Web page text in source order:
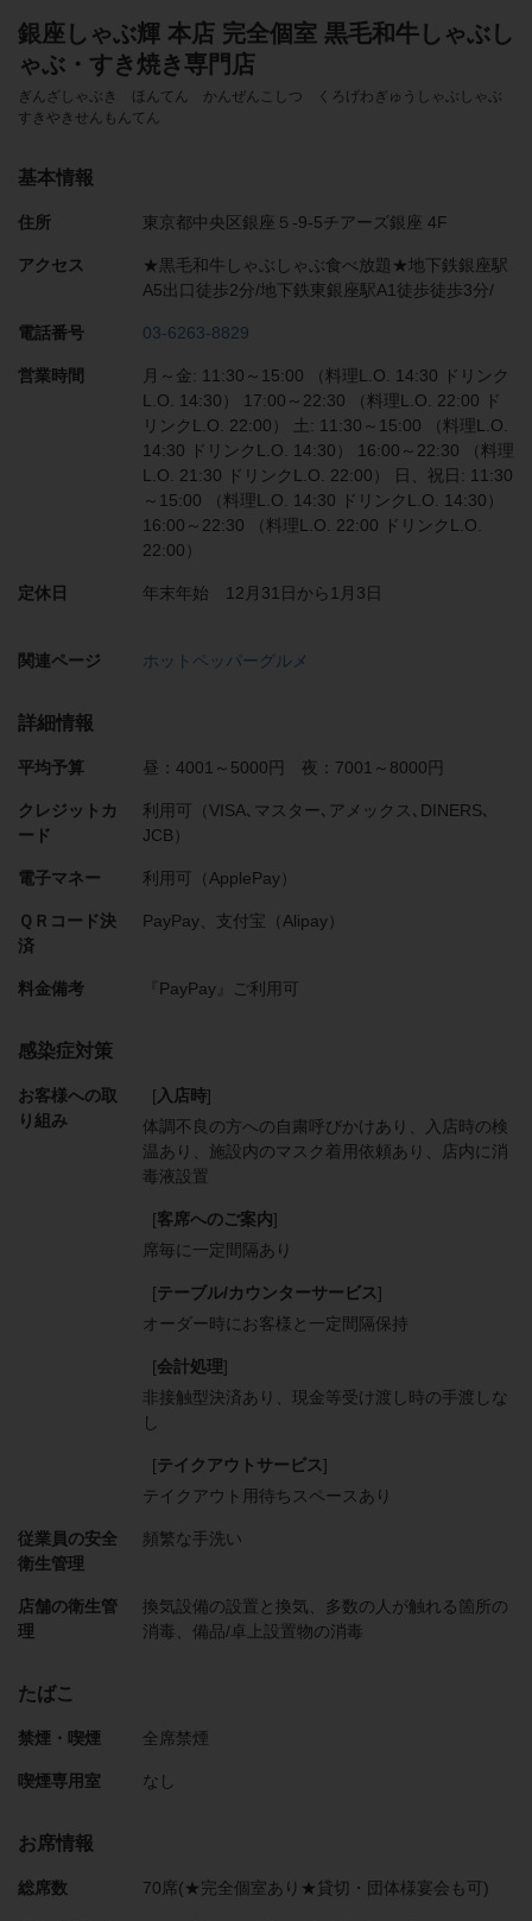
銀座しゃぶ輝 本店 完全個室 黒毛和牛しゃぶし
ゃぶ・すき焼き専門店
ぎんざしゃぶき ほんてん かんぜんこしつ くろげわぎゅうしゃぶしゃぶ
すきやきせんもんてん
基本情報
住所 東京都中央区銀座５-9-5チアーズ銀座 4F
アクセス
★黒毛和牛しゃぶしゃぶ食べ放題★地下鉄銀座駅
A5出口徒歩2分/地下鉄東銀座駅A1徒歩徒歩3分/
電話番号 03-6263-8829
営業時間
月～金: 11:30～15:00 （料理L.O. 14:30 ドリンク
L.O. 14:30） 17:00～22:30 （料理L.O. 22:00 ド
リンクL.O. 22:00） 土: 11:30～15:00 （料理L.O.
14:30 ドリンクL.O. 14:30） 16:00～22:30 （料理
L.O. 21:30 ドリンクL.O. 22:00） 日、祝日: 11:30
～15:00 （料理L.O. 14:30 ドリンクL.O. 14:30）
16:00～22:30 （料理L.O. 22:00 ドリンクL.O.
22:00）
定休日 年末年始 12月31日から1月3日
関連ページ ホットペッパーグルメ
詳細情報
平均予算 昼：4001～5000円 夜：7001～8000円
クレジットカ
ード
利用可（VISA､マスター､アメックス､DINERS､
JCB）
電子マネー 利用可（ApplePay）
ＱＲコード決
済
PayPay、支付宝（Alipay）
料金備考 『PayPay』ご利用可
感染症対策
お客様への取
り組み
[入店時]
体調不良の方への自粛呼びかけあり
入店時の検
温あり
施設内のマスク着用依頼あり
店内に消
毒液設置
[客席へのご案内]
席毎に一定間隔あり
[テーブル/カウンターサービス]
オーダー時にお客様と一定間隔保持
[会計処理]
非接触型決済あり
現金等受け渡し時の手渡しな
し
[テイクアウトサービス]
テイクアウト用待ちスペースあり
従業員の安全
衛生管理
頻繁な手洗い
店舗の衛生管
理
換気設備の設置と換気
多数の人が触れる箇所の
消毒
備品/卓上設置物の消毒
たばこ
禁煙・喫煙 全席禁煙
喫煙専用室 なし
お席情報
総席数 70席(★完全個室あり★貸切・団体様宴会も可)